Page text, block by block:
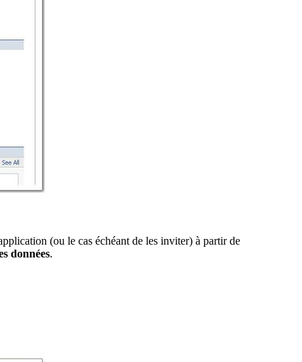
(ou le cas échéant de les inviter) à partir de
données.